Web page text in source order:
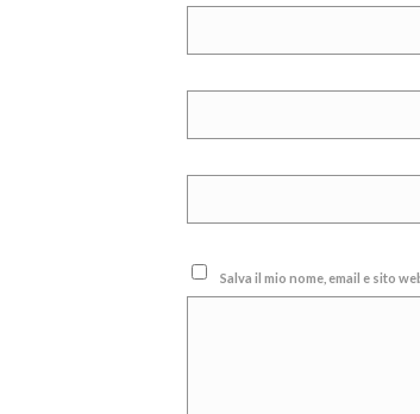
Salva il mio nome, email e sito